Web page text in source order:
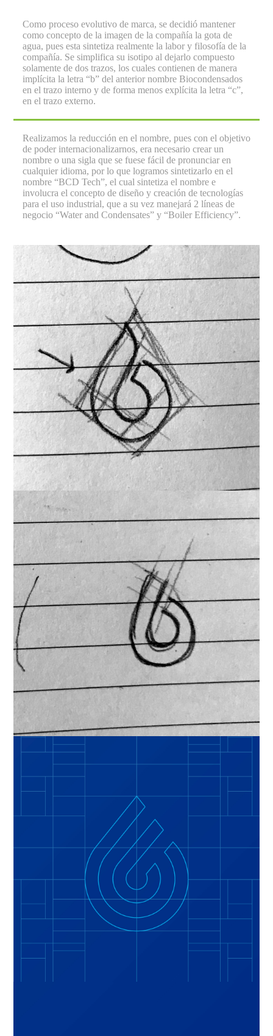
Como proceso evolutivo de marca, se decidió mantener
como concepto de la imagen de la compañía la gota de
agua, pues esta sintetiza realmente la labor y filosofía de la
compañía. Se simplifica su isotipo al dejarlo compuesto
solamente de dos trazos, los cuales contienen de manera
implícita la letra “b” del anterior nombre Biocondensados
en el trazo interno y de forma menos explícita la letra “c”,
en el trazo externo.
Realizamos la reducción en el nombre, pues con el objetivo
de poder internacionalizarnos, era necesario crear un
nombre o una sigla que se fuese fácil de pronunciar en
cualquier idioma, por lo que logramos sintetizarlo en el
nombre “BCD Tech”, el cual sintetiza el nombre e
involucra el concepto de diseño y creación de tecnologías
para el uso industrial, que a su vez manejará 2 líneas de
negocio “Water and Condensates” y “Boiler Efficiency”.